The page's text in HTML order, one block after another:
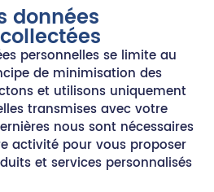
données
personnelles se limite au
de minimisation des
et utilisons uniquement
transmises avec votre
nous sont nécessaires
activité pour vous proposer
et services personnalisés